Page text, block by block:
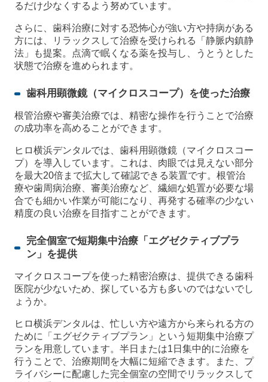
るだけ少なくするよう努めています。
さらに、歯科治療に対する恐怖心が強い方や持病がある
方には、リラックスして治療を受けられる「静脈内鎮静
法」も提案。点滴で眠くなる薬を投与し、うとうとした
状態で治療を進められます。
歯科用顕微鏡（マイクロスコープ）を使った治療
根管治療や審美治療では、精密な操作を行うことで治療
の成功率を高めることができます。
ヒロ横浜デンタルでは、歯科用顕微鏡（マイクロスコー
プ）を導入しています。これは、肉眼では見えない部分
を最大20倍まで拡大して確認できる装置です。根管治
療や歯周病治療、審美治療など、繊細な処置が必要な場
合でも細かい作業が可能になり、再発する確率の少ない
精度の良い治療を目指すことができます。
完全個室で短期集中治療「エグゼクティブプラ
ン」を提供
マイクロスコープを使った精密治療は、提供できる歯科
医院が少ないため、探している方も多いのではないでし
ょうか。
ヒロ横浜デンタルは、忙しい方や遠方から来られる方の
ために「エグゼクティブプラン」という短期集中治療プ
ランを用意しています。半日または1日集中的に治療を
行うことで、治療期間を大幅に短縮できます。また、プ
ライバシーに配慮した完全個室の空間でリラックスして